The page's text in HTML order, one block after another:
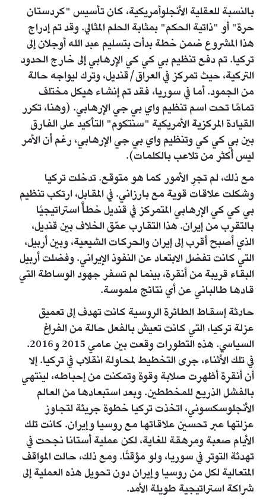
بالنسبة للعقلية الأنجلوأمريكية، كان تأسيس "كردستان
حرة" أو "ذاتية الحكم" بمثابة الحلم المثالي. وقد تم إدراج
هذا المشروع ضمن خطة بدأت بتسليم عبد الله أوجلان إلى
تركيا. تم دفع تنظيم بي كي كي الإرهابي إلى خارج الحدود
التركية، حيث تمركز في العراق/قنديل، وترك ليواجه حالة
من الجمود. أما في سوريا، فقد تم إنشاء هيكل مختلف
تمامًا تحت اسم تنظيم واي بي جي الإرهابي. (وهنا، تكرر
القيادة المركزية الأمريكية "سنتكوم" التأكيد على الفارق
بين بي كي كي وتنظيم واي بي جي الإرهابي، رغم أن الأمر
ليس أكثر من تلاعب بالكلمات).
مع ذلك، لم تجرِ الأمور كما هو متوقع. تدخلت تركيا
وشكلت علاقات قوية مع بارزاني. في المقابل، ارتكب تنظيم
بي كي كي الإرهابي المتمركز في قنديل خطأً استراتيجيًا
بالتقرب من إيران. هذا التقارب عمّق الخلاف بين قنديل،
الذي أصبح أقرب إلى إيران والحركات الشيعية، وبين أربيل،
التي كانت تفضل الابتعاد عن النفوذ الإيراني. وفضلت أربيل
البقاء قريبة من أنقرة، بينما لم تسفر جهود الوساطة التي
قادها طالباني عن أي نتائج ملموسة.
حادثة إسقاط الطائرة الروسية كانت تهدف إلى تعميق
عزلة تركيا، التي كانت تعيش بالفعل حالة من الفراغ
السياسي. هذه التطورات وقعت بين عامي 2015 و2016.
في تلك الأثناء، جرى التخطيط لمحاولة انقلاب في تركيا. إلا
أن أنقرة أظهرت صلابة وقوة وتمكنت من إحباطه، لينتهي
بالفشل الذريع للمخططين. وبعد استبعادها من العالم
الأنجلوسكسوني، اتخذت تركيا خطوة جريئة لتجاوز
عزلتها عبر تحسين علاقاتها مع روسيا وإيران. كانت تلك
الأيام صعبة ومرهقة للغاية، لكن عملية أستانا نجحت في
تهدئة التوتر في سوريا، ولو مؤقتًا. ومع ذلك، حالت المواقف
المتعالية لكل من روسيا وإيران دون تحويل هذه العملية إلى
شراكة استراتيجية طويلة الأمد.